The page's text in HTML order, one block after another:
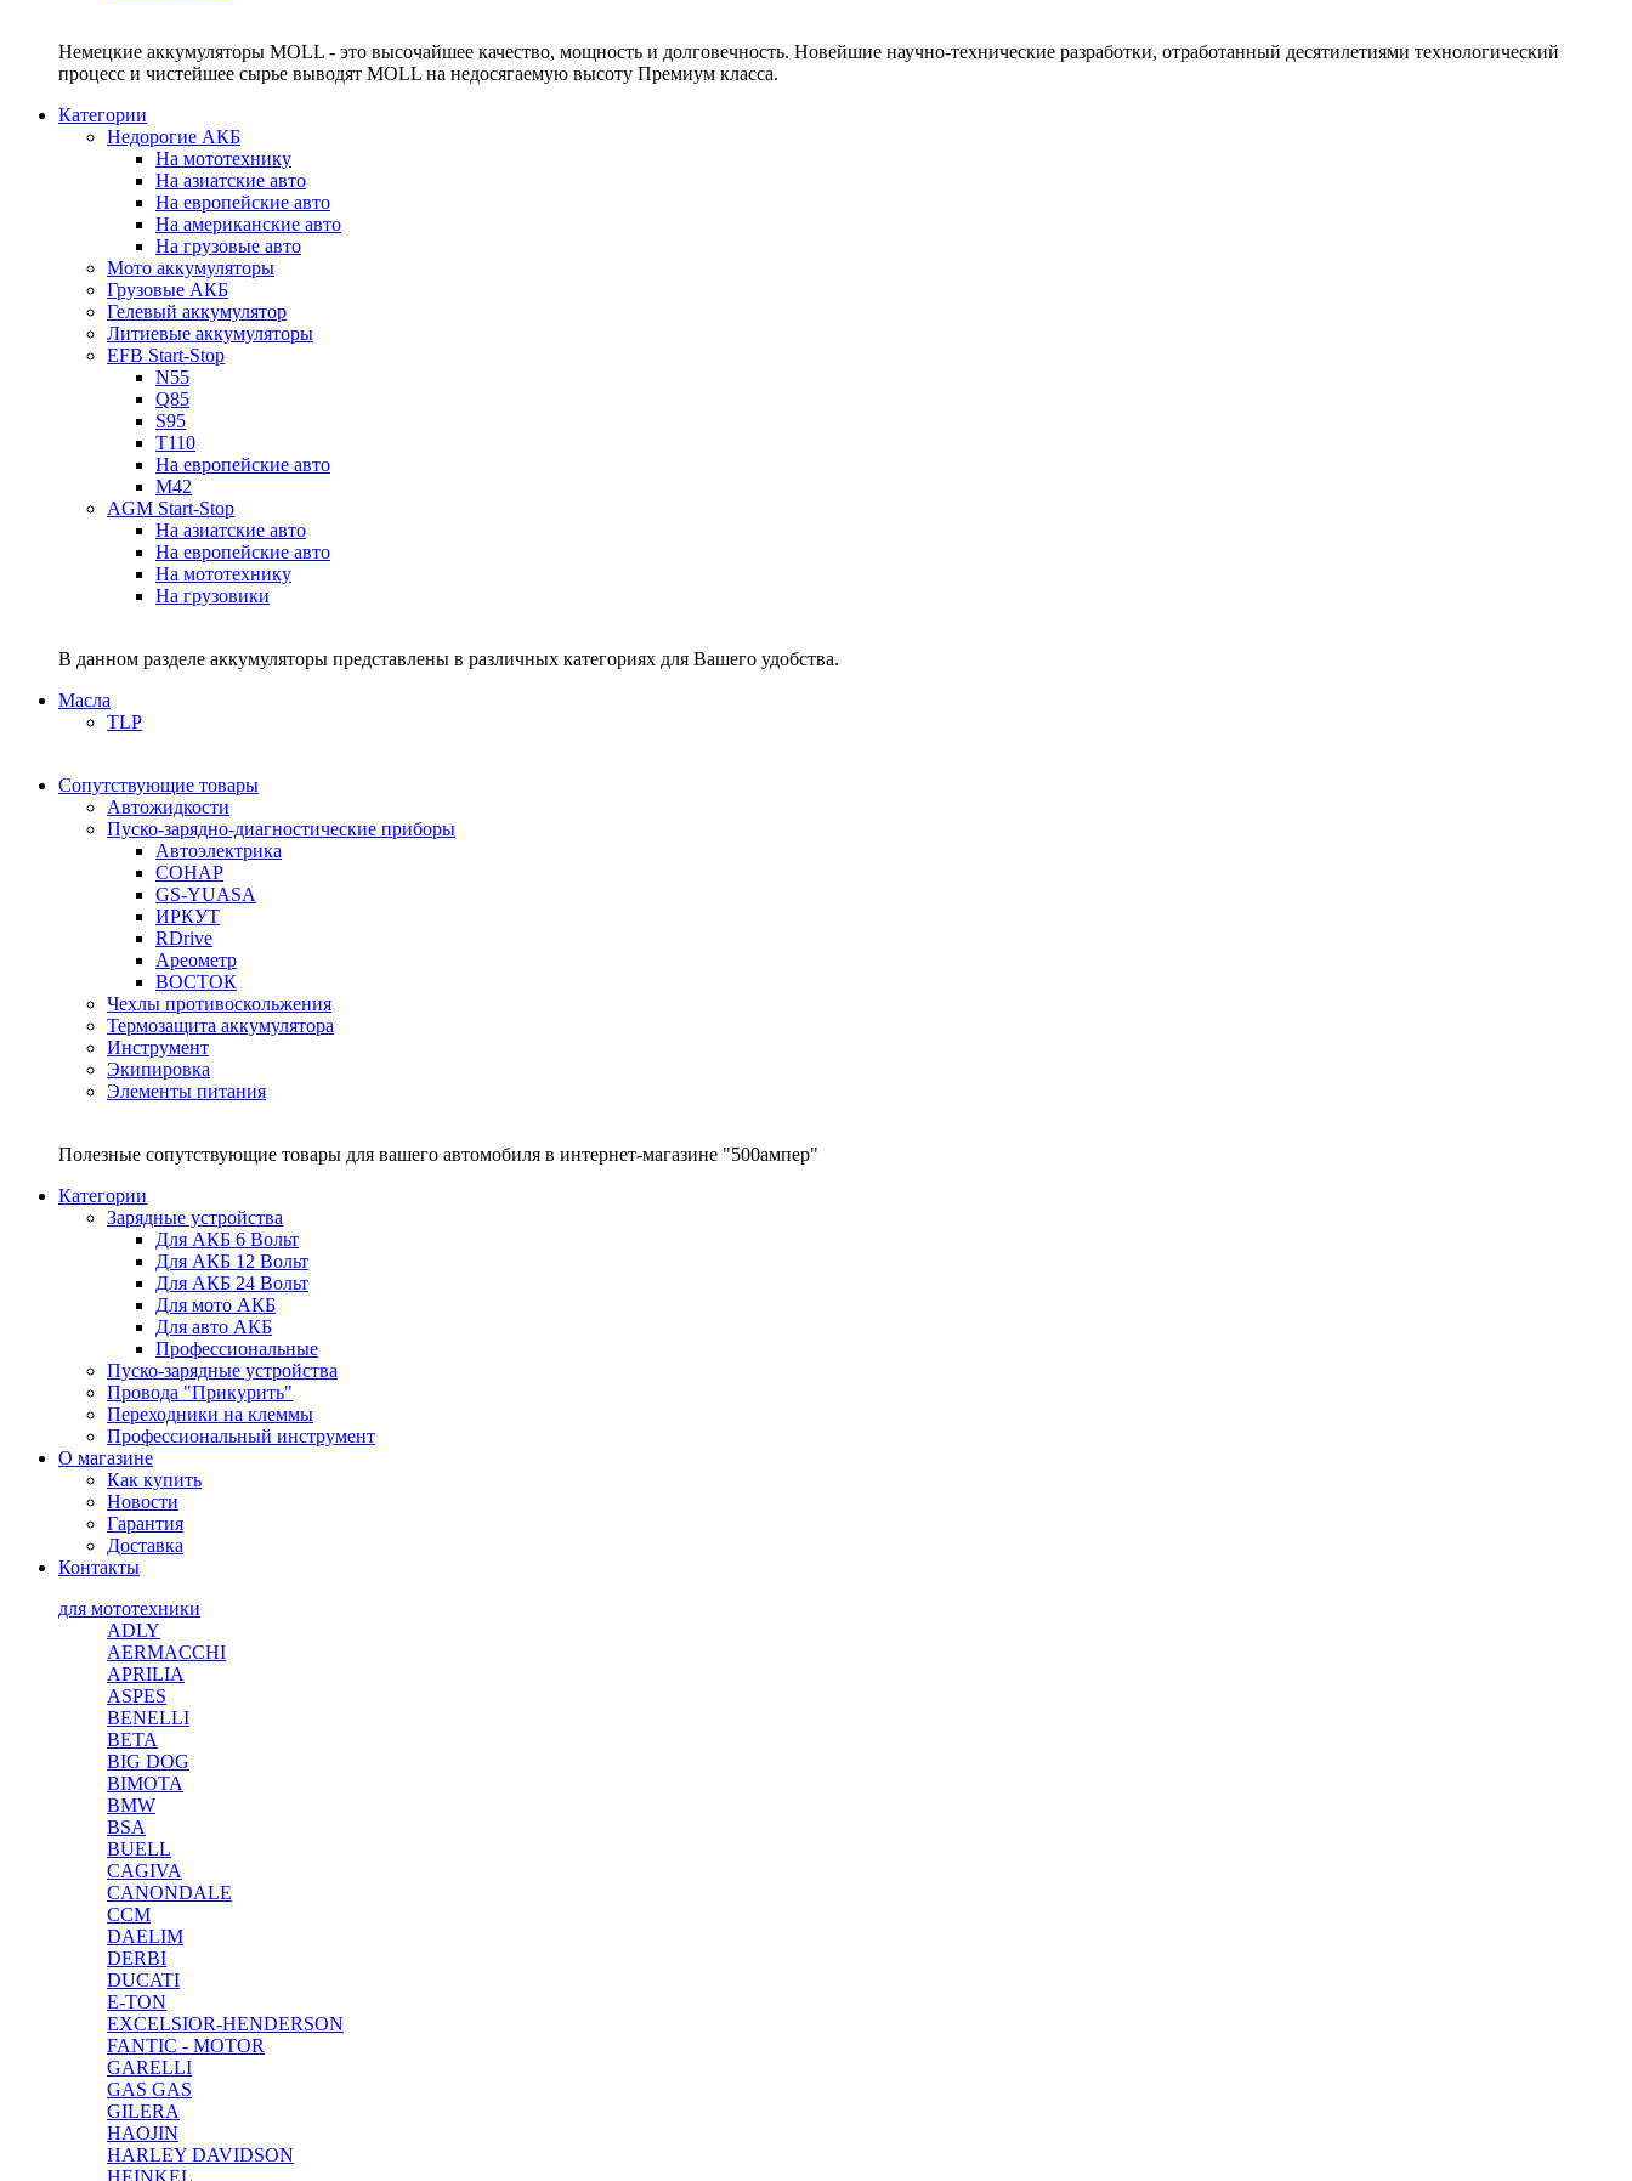
Немецкие аккумуляторы MOLL - это высочайшее качество, мощность и долговечность. Новейшие научно-технические разработки, отработанный десятилетиями технологический
процесс и чистейшее сырье выводят MOLL на недосягаемую высоту Премиум класса.
Категории
Недорогие АКБ
На мототехнику
На азиатские авто
На европейские авто
На американские авто
На грузовые авто
Мото аккумуляторы
Грузовые АКБ
Гелевый аккумулятор
Литиевые аккумуляторы
EFB Start-Stop
N55
Q85
S95
T110
На европейские авто
M42
AGM Start-Stop
На азиатские авто
На европейские авто
На мототехнику
На грузовики
В данном разделе аккумуляторы представлены в различных категориях для Вашего удобства.
Масла
TLP
Сопутствующие товары
Автожидкости
Пуско-зарядно-диагностические приборы
Автоэлектрика
СОНАР
GS-YUASA
ИРКУТ
RDrive
Ареометр
ВОСТОК
Чехлы противоскольжения
Термозащита аккумулятора
Инструмент
Экипировка
Элементы питания
Полезные сопутствующие товары для вашего автомобиля в интернет-магазине "500ампер"
Категории
Зарядные устройства
Для АКБ 6 Вольт
Для АКБ 12 Вольт
Для АКБ 24 Вольт
Для мото АКБ
Для авто АКБ
Профессиональные
Пуско-зарядные устройства
Провода "Прикурить"
Переходники на клеммы
Профессиональный инструмент
О магазине
Как купить
Новости
Гарантия
Доставка
Контакты
для мототехники
ADLY
AERMACCHI
APRILIA
ASPES
BENELLI
BETA
BIG DOG
BIMOTA
BMW
BSA
BUELL
CAGIVA
CANONDALE
CCM
DAELIM
DERBI
DUCATI
E-TON
EXCELSIOR-HENDERSON
FANTIC - MOTOR
GARELLI
GAS GAS
GILERA
HAOJIN
HARLEY DAVIDSON
HEINKEL